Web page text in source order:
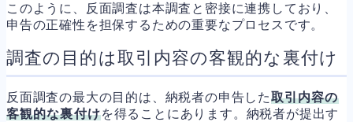
このように、反面調査は本調査と密接に連携しており、
申告の正確性を担保するための重要なプロセスです。
調査の目的は取引内容の客観的な裏付け
反面調査の最大の目的は、納税者の申告した取引内容の
客観的な裏付けを得ることにあります。納税者が提出す